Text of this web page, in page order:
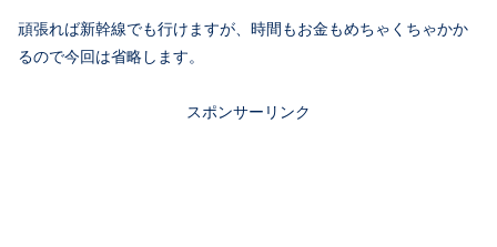
頑張れば新幹線でも行けますが、時間もお金もめちゃくちゃかか
るので今回は省略します。
スポンサーリンク